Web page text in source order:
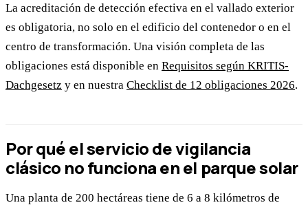
La acreditación de detección efectiva en el vallado exterior
es obligatoria, no solo en el edificio del contenedor o en el
centro de transformación. Una visión completa de las
obligaciones está disponible en Requisitos según KRITIS-
Dachgesetz y en nuestra Checklist de 12 obligaciones 2026.
Por qué el servicio de vigilancia
clásico no funciona en el parque solar
Una planta de 200 hectáreas tiene de 6 a 8 kilómetros de